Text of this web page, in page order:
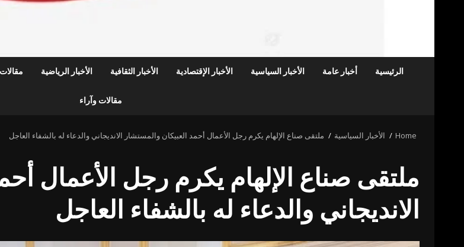
الرئيسية أخبار عامة الأخبار السياسية الأخبار الإقتصادية الأخبار الثقافية الأخبار الرياضية
مقالات وآراء
Home الأخبار السياسية ملتقى صناع الإلهام يكرم رجل الأعمال أحمد العبيكان والمستشار الانديجاني والدعاء له بالشفاء العاجل
ملتقى صناع الإلهام يكرم رجل الأعمال
الانديجاني والدعاء له بالشفاء العاجل